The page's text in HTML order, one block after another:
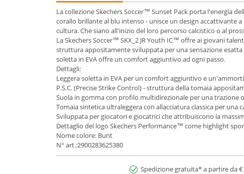
La collezione Skechers Soccer™ Sunset Pack porta l'energia
corallo brillante al blu intenso - unisce un design accattivante
cultura. Che siano all'inizio del loro percorso calcistico o al
La Skechers Soccer™ SKX_2 JR Youth IC™ offre ai giovani
struttura appositamente sviluppata per una sensazione
soletta in EVA offre un comfort aggiuntivo ad ogni passo.
Dettagli:
Leggera soletta in EVA per un comfort aggiuntivo e
P.S.C. (Precise Strike Control) - struttura della tomaia
Suola in gomma con profilo multidirezionale per una trazione
Tomaia sintetica ultraleggera con allacciatura classica per una
Sviluppata per giocatori e giocatrici che attribuiscono la
Dettaglio del logo Skechers Performance™ come highlight
Nome colore: Bunt
N° art.:2900283625380
Spedizione gratuita* a partire da €